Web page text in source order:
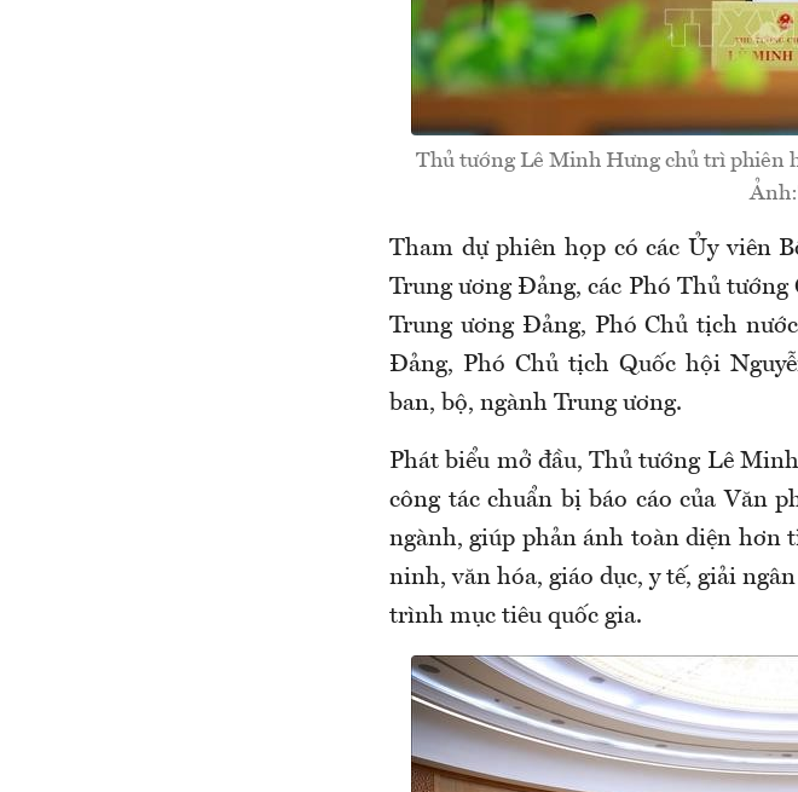
Thủ tướng Lê Minh Hưng chủ trì phiên
Tham dự phiên họp có các Ủy viên
Trung ương Đảng, các Phó Thủ
Trung ương Đảng, Phó Chủ tịch
Đảng, Phó Chủ tịch Quốc hội
ban, bộ, ngành Trung ương.
Phát biểu mở đầu, Thủ tướng Lê
công tác chuẩn bị báo cáo của Văn
ngành, giúp phản ánh toàn diện hơn
ninh, văn hóa, giáo dục, y tế, giải
trình mục tiêu quốc gia.